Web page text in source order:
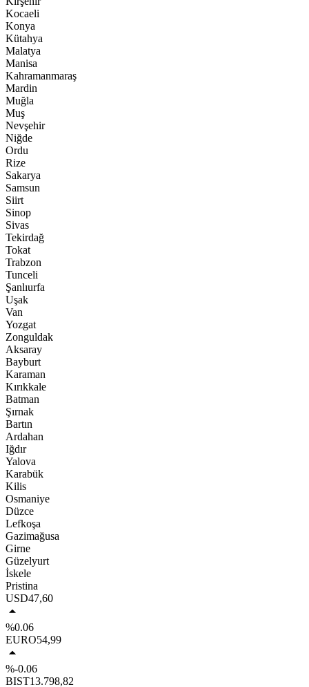
Kocaeli
Konya
Kütahya
Malatya
Manisa
Kahramanmaraş
Mardin
Muğla
Muş
Nevşehir
Niğde
Ordu
Rize
Sakarya
Samsun
Siirt
Sinop
Sivas
Tekirdağ
Tokat
Trabzon
Tunceli
Şanlıurfa
Uşak
Van
Yozgat
Zonguldak
Aksaray
Bayburt
Karaman
Kırıkkale
Batman
Şırnak
Bartın
Ardahan
Iğdır
Yalova
Karabük
Kilis
Osmaniye
Düzce
Lefkoşa
Gazimağusa
Girne
Güzelyurt
İskele
Pristina
USD47,60
%0.06
EURO54,99
%-0.06
BIST13.798,82